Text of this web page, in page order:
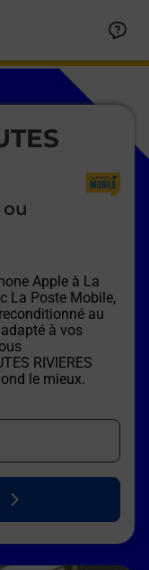
Apple à La
La Poste Mobile,
au
à vos
RIVIERES
le mieux.